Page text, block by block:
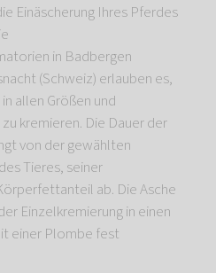
Einäscherung Ihres Pferdes
in Badbergen
(Schweiz) erlauben es,
allen Größen und
kremieren. Die Dauer der
von der gewählten
Tieres, seiner
ab. Die Asche
Einzelkremierung in einen
einer Plombe fest